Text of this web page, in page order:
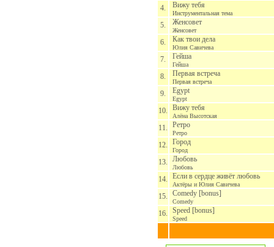
4. Вижу тебя
Инструментальная тема
5. Женсовет
Женсовет
6. Как твои дела
Юлия Савичева
7. Гейша
Гейша
8. Первая встреча
Первая встреча
9. Egypt
Egypt
10. Вижу тебя
Алёна Высотская
11. Ретро
Ретро
12. Город
Город
13. Любовь
Любовь
14. Если в сердце живёт любовь
Актёры и Юлия Савичева
15. Comedy [bonus]
Comedy
16. Speed [bonus]
Speed